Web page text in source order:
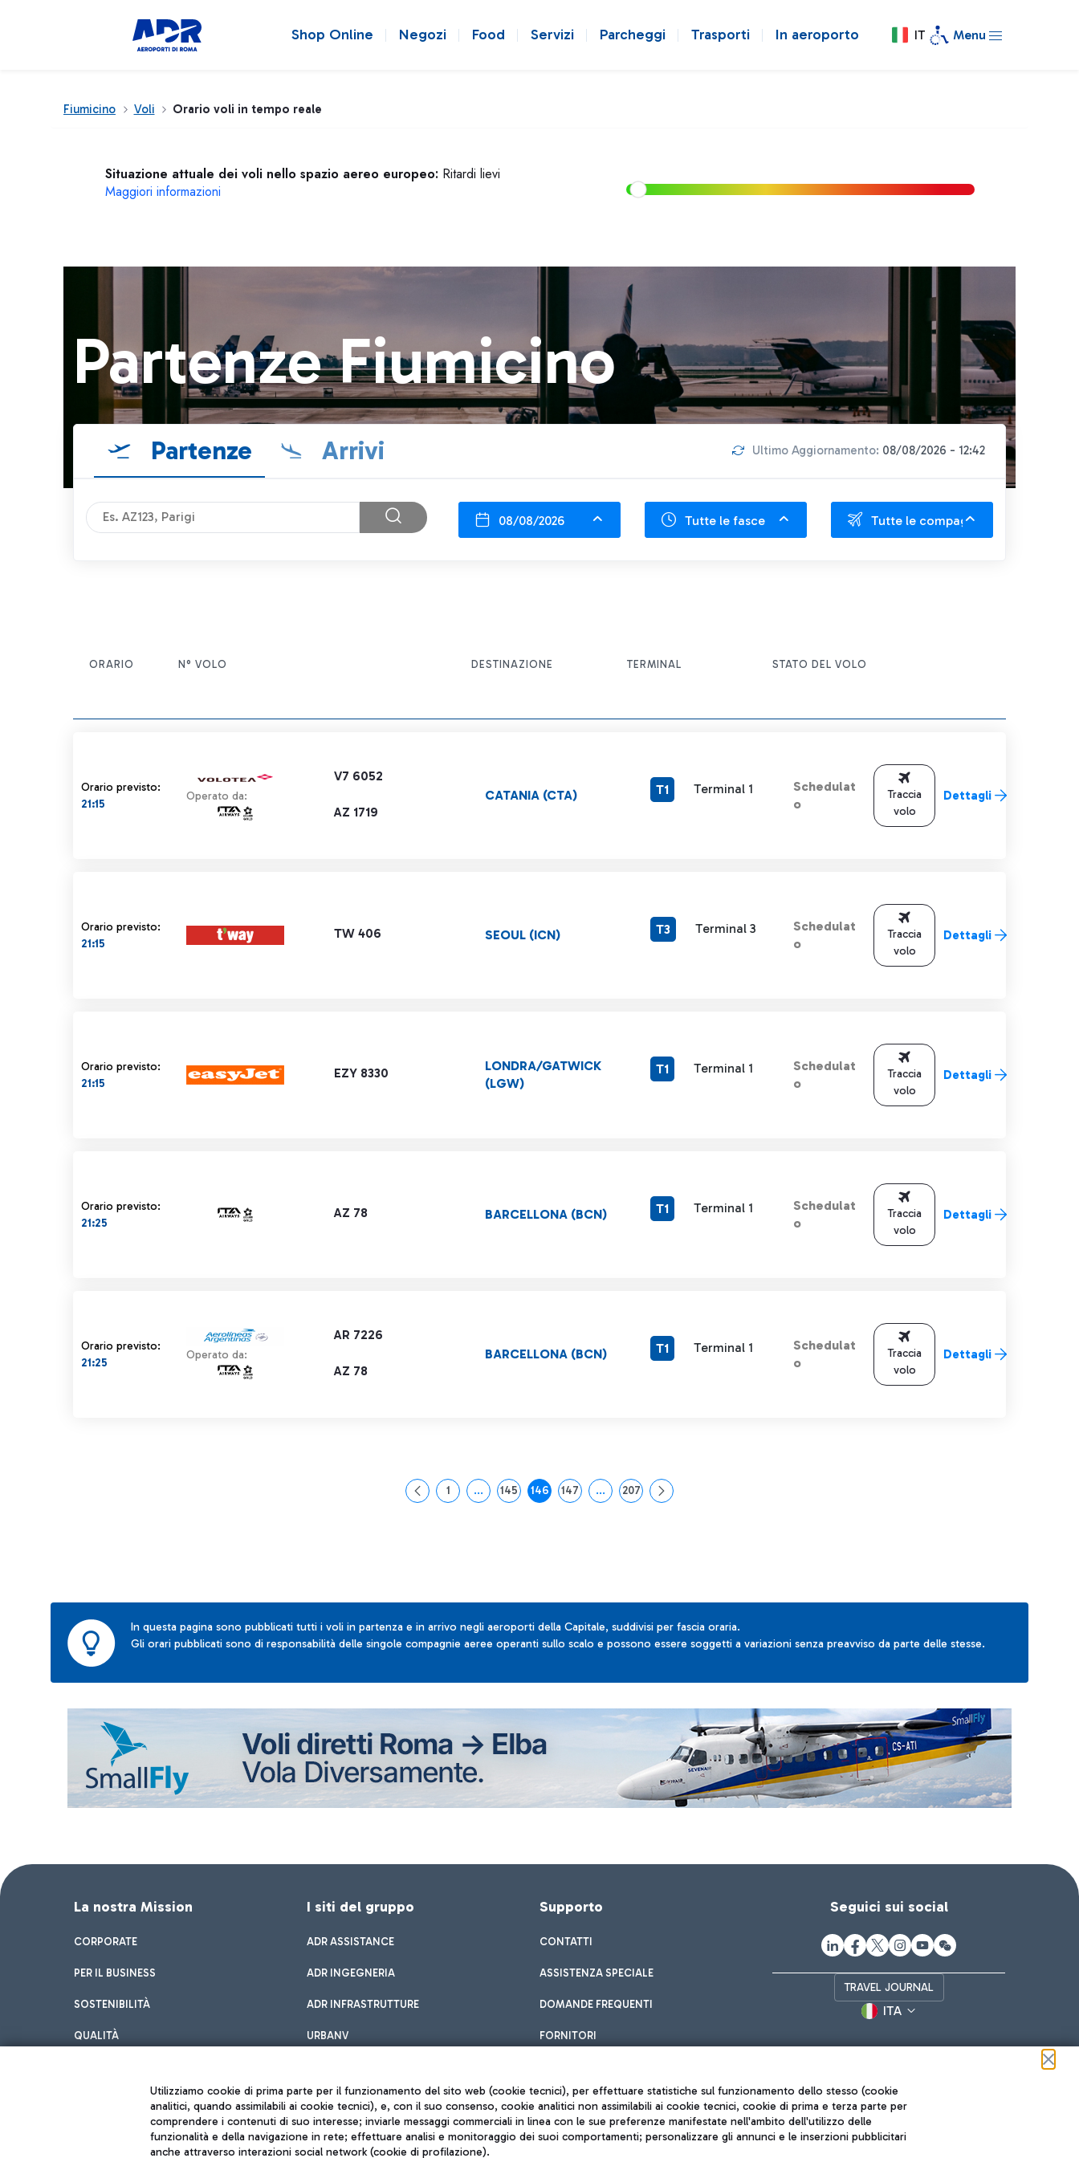
Shop Online Negozi Food Servizi Parcheggi Trasporti In aeroporto IT Menu
Fiumicino Voli Orario voli in tempo reale
Situazione attuale dei voli nello spazio aereo europeo: Ritardi lievi
Maggiori informazioni
Partenze Fiumicino
Partenze Arrivi Ultimo Aggiornamento: 08/08/2026 - 12:42
08/08/2026 Tutte le fasce Tutte le compagnie
ORARIO N° VOLO DESTINAZIONE TERMINAL STATO DEL VOLO
Orario previsto:
21:15
V7 6052
Operato da:
AZ 1719
CATANIA (CTA) T1 Terminal 1
Schedulat
o
Traccia
volo
Dettagli
Orario previsto:
21:15
TW 406 SEOUL (ICN) T3 Terminal 3
Schedulat
o
Traccia
volo
Dettagli
Orario previsto:
21:15
EZY 8330
LONDRA/GATWICK
(LGW)
T1 Terminal 1
Schedulat
o
Traccia
volo
Dettagli
Orario previsto:
21:25
AZ 78 BARCELLONA (BCN) T1 Terminal 1
Schedulat
o
Traccia
volo
Dettagli
Orario previsto:
21:25
AR 7226
Operato da:
AZ 78
BARCELLONA (BCN) T1 Terminal 1
Schedulat
o
Traccia
volo
Dettagli
Pagina
1 ...Pagine intermedie Use TAB to navigate.
Pagina
145 Pagina
146 Pagina
147 ...Pagine intermedie Use TAB to navigate.
Pagina
207
In questa pagina sono pubblicati tutti i voli in partenza e in arrivo negli aeroporti della Capitale, suddivisi per fascia oraria.
Gli orari pubblicati sono di responsabilità delle singole compagnie aeree operanti sullo scalo e possono essere soggetti a variazioni senza preavviso da parte delle stesse.
La nostra Mission
CORPORATE
PER IL BUSINESS
SOSTENIBILITÀ
QUALITÀ
I siti del gruppo
ADR ASSISTANCE
ADR INGEGNERIA
ADR INFRASTRUTTURE
URBANV
Supporto
CONTATTI
ASSISTENZA SPECIALE
DOMANDE FREQUENTI
FORNITORI
Seguici sui social
TRAVEL JOURNAL
ITA
Utilizziamo cookie di prima parte per il funzionamento del sito web (cookie tecnici), per effettuare statistiche sul funzionamento dello stesso (cookie
analitici, quando assimilabili ai cookie tecnici), e, con il suo consenso, cookie analitici non assimilabili ai cookie tecnici, cookie di prima e terza parte per
comprendere i contenuti di suo interesse; inviarle messaggi commerciali in linea con le sue preferenze manifestate nell'ambito dell'utilizzo delle
funzionalità e della navigazione in rete; effettuare analisi e monitoraggio dei suoi comportamenti; personalizzare gli annunci e le inserzioni pubblicitari
anche attraverso interazioni social network (cookie di profilazione).